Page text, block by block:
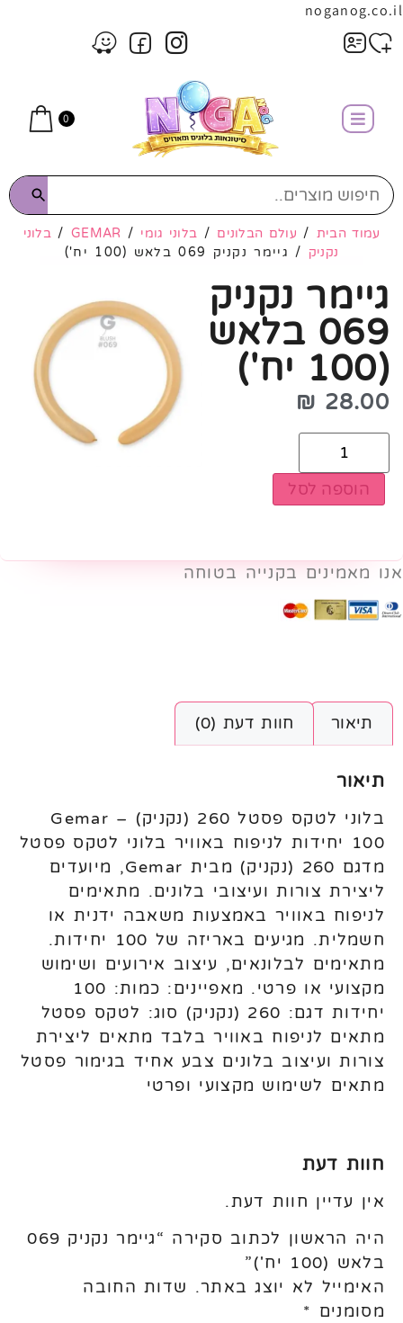
noganog.co.il
0
עמוד הבית / עולם הבלונים / בלוני גומי /
GEMAR
/ בלוני
נקניק / גיימר נקניק 069 בלאש (100 יח')
גיימר נקניק
069 בלאש
(100 יח')
28.00
₪
הוספה לסל
אנו מאמינים בקנייה בטוחה
תיאור חוות דעת (0)
תיאור
בלוני לטקס פסטל 260 (נקניק) Gemar –
100 יחידות לניפוח באוויר בלוני לטקס פסטל
מדגם 260 (נקניק) מבית Gemar, מיועדים
ליצירת צורות ועיצובי בלונים. מתאימים
לניפוח באוויר באמצעות משאבה ידנית או
חשמלית. מגיעים באריזה של 100 יחידות.
מתאימים לבלונאים, עיצוב אירועים ושימוש
מקצועי או פרטי. מאפיינים: כמות: 100
יחידות דגם: 260 (נקניק) סוג: לטקס פסטל
מתאים לניפוח באוויר בלבד מתאים ליצירת
צורות ועיצוב בלונים צבע אחיד בגימור פסטל
מתאים לשימוש מקצועי ופרטי
חוות דעת
אין עדיין חוות דעת.
היה הראשון לכתוב סקירה “גיימר נקניק 069
בלאש (100 יח')”
האימייל לא יוצג באתר. שדות החובה
מסומנים *